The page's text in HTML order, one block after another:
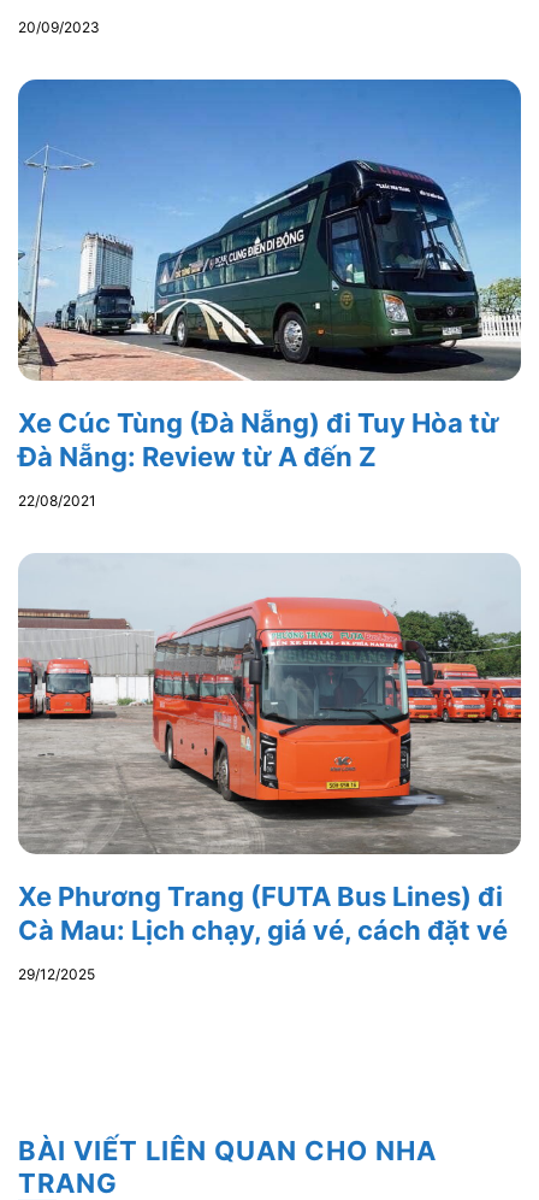
20/09/2023
Xe Cúc Tùng (Đà Nẵng) đi Tuy Hòa từ
Đà Nẵng: Review từ A đến Z
22/08/2021
Xe Phương Trang (FUTA Bus Lines) đi
Cà Mau: Lịch chạy, giá vé, cách đặt vé
29/12/2025
BÀI VIẾT LIÊN QUAN CHO NHA
TRANG